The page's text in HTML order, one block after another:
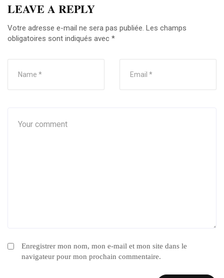
LEAVE A REPLY
Votre adresse e-mail ne sera pas publiée. Les champs
obligatoires sont indiqués avec *
Enregistrer mon nom, mon e-mail et mon site dans le
navigateur pour mon prochain commentaire.